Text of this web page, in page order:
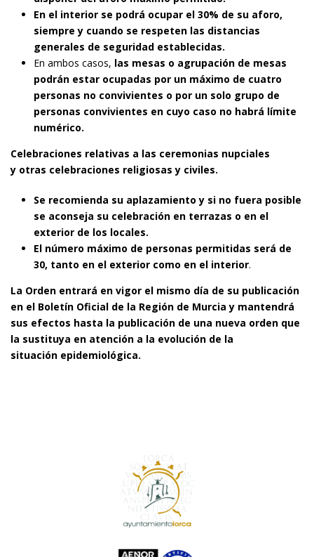
En el interior se podrá ocupar el 30% de su aforo,
siempre y cuando se respeten las distancias
generales de seguridad establecidas.
En ambos casos, las mesas o agrupación de mesas
podrán estar ocupadas por un máximo de cuatro
personas no convivientes o por un solo grupo de
personas convivientes en cuyo caso no habrá límite
numérico.
Celebraciones relativas a las ceremonias nupciales
y otras celebraciones religiosas y civiles.
Se recomienda su aplazamiento y si no fuera posible
se aconseja su celebración en terrazas o en el
exterior de los locales.
El número máximo de personas permitidas será de
30, tanto en el exterior como en el interior.
La Orden entrará en vigor el mismo día de su publicación
en el Boletín Oficial de la Región de Murcia y mantendrá
sus efectos hasta la publicación de una nueva orden que
la sustituya en atención a la evolución de la
situación epidemiológica.